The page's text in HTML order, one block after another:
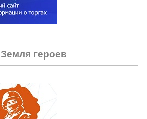
Земля героев